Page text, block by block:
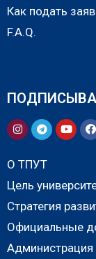
Как подать
F.A.Q.
О ТПУТ
Цель
Стратегия
Официальные
Администрация